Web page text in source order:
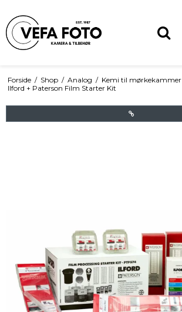
Forside / Shop / Analog / Kemi til mørkekammer
Ilford + Paterson Film Starter Kit